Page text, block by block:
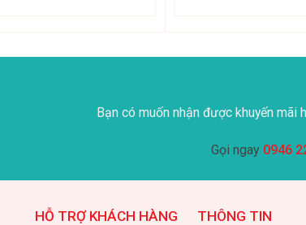
Bạn có muốn nhận được khuyến
Gọi ngay 0946
HỖ TRỢ KHÁCH HÀNG THÔNG TIN